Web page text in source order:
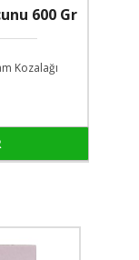
600 Gr
Kozalağı